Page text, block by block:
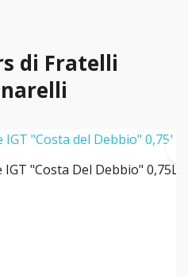
di Fratelli
"Costa Del Debbio" 0,75L